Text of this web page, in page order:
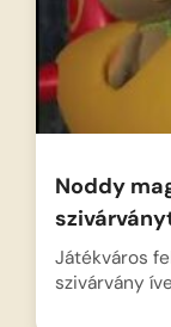
Noddy
Játékváros
szivárvány